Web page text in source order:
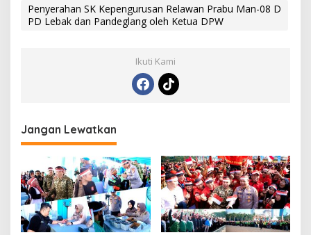
Penyerahan SK Kepengurusan Relawan Prabu Man-08 D
PD Lebak dan Pandeglang oleh Ketua DPW
Ikuti Kami
Jangan Lewatkan